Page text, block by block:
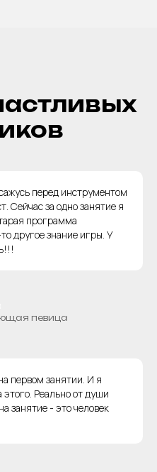
перед инструментом
Сейчас за одно занятие я
программа
другое знание игры. У
певица
первом занятии. И я
Реально от души
занятие - это человек